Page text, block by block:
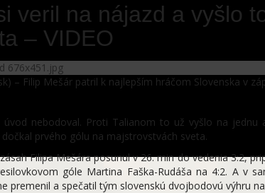
veril na nájazd a vyšlo
– VIDEO
– Filip Mešár patril k najlepším hráčom Slovenska v
nebodoval. Proti Talianom to už vyšlo na jednu
prvého gólu na majstrovstvách sveta.
Filipa Mešára posunul v 26. min do vedenia 3:2,
góle Martina Faška-Rudáša na 4:2. A v
premenil a spečatil tým slovenskú dvojbodovú výhru